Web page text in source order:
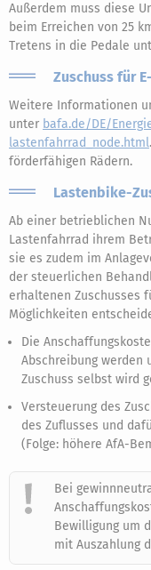
Außerdem muss diese
beim Erreichen von 25
Tretens in die Pedale
Zuschuss für
Weitere Informationen
unter bafa.de/DE/
lastenfahrrad_node.html
förderfähigen Rädern.
Lastenbike-
Ab einer betrieblichen
Lastenfahrrad ihrem
sie es zudem im
der steuerlichen
erhaltenen Zuschusses
Möglichkeiten
Die
Abschreibung werden
Zuschuss selbst wird
Versteuerung des
des Zuflusses und
(Folge: höhere AfA-
Bei
Bewilligung um
mit Auszahlung